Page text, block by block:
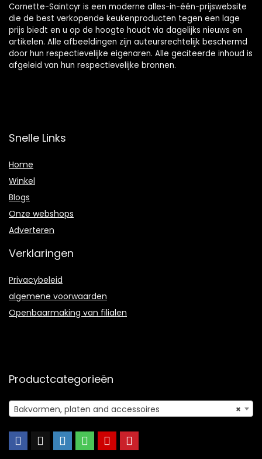
Cornette-Saintcyr is een moderne alles-in-één-prijswebsite
die de best verkopende keukenproducten tegen een lage
prijs biedt en u op de hoogte houdt via dagelijks nieuws en
artikelen. Alle afbeeldingen zijn auteursrechtelijk beschermd
door hun respectievelijke eigenaren. Alle geciteerde inhoud is
afgeleid van hun respectievelijke bronnen.
Snelle Links
Home
Winkel
Blogs
Onze webshops
Adverteren
Verklaringen
Privacybeleid
algemene voorwaarden
Openbaarmaking van filialen
Productcategorieën
×
Bakvormen, platen and accessoires